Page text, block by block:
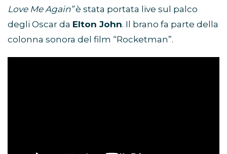
Love Me Again”è stata portata live sul palco
degli Oscar da Elton John. Il brano fa parte della
colonna sonora del film “Rocketman”.